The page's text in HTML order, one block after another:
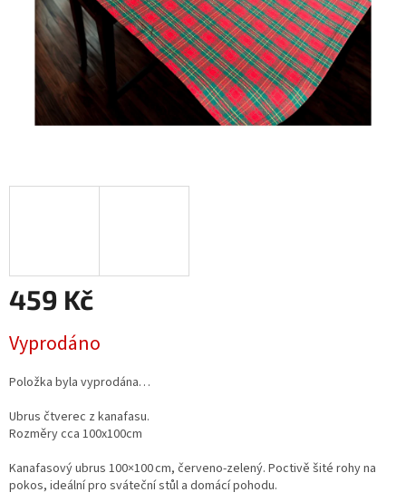
459 Kč
cena:
Vyprodáno
Položka byla vyprodána…
Ubrus čtverec z kanafasu.
Rozměry cca 100x100cm
Kanafasový ubrus 100×100 cm, červeno-zelený. Poctivě šité rohy na
pokos, ideální pro sváteční stůl a domácí pohodu.